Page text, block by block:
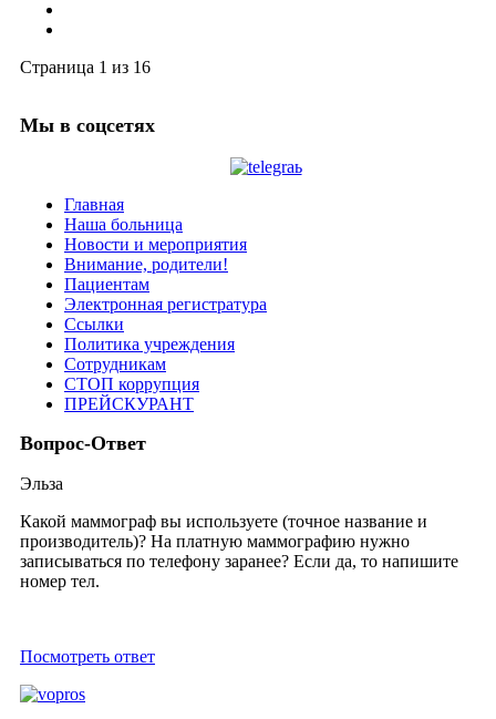
Страница 1 из 16
Мы в соцсетях
Главная
Наша больница
Новости и мероприятия
Внимание, родители!
Пациентам
Электронная регистратура
Ссылки
Политика учреждения
Сотрудникам
СТОП коррупция
ПРЕЙСКУРАНТ
Вопрос-Ответ
Эльза
Какой маммограф вы используете (точное название и
производитель)? На платную маммографию нужно
записываться по телефону заранее? Если да, то напишите
номер тел.
Посмотреть ответ